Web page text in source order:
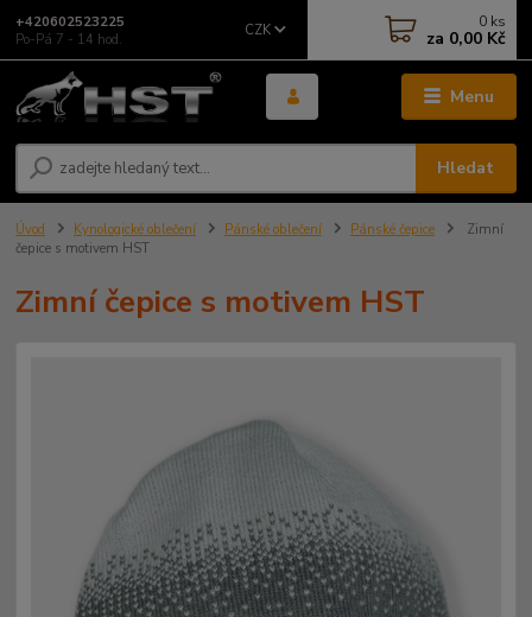
Menu
CZK
Hledat
+420602523225
Po-Pá 7 - 14 hod.
0 ks
za 0,00 Kč
Úvod Kynologické oblečení Pánské oblečení Pánské čepice
Zimní
čepice s motivem HST
Zimní čepice s motivem HST